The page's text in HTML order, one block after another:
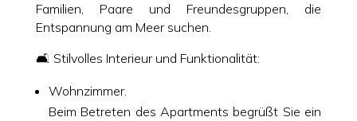
Familien, Paare und Freundesgruppen, die
Entspannung am Meer suchen.
🛋️ Stilvolles Interieur und Funktionalität:
Wohnzimmer.
Beim Betreten des Apartments begrüßt Sie ein